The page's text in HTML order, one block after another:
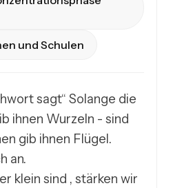
und Schulen
sagt“ Solange die
ihnen Wurzeln - sind
gib ihnen Flügel.
an.
klein sind , stärken wir